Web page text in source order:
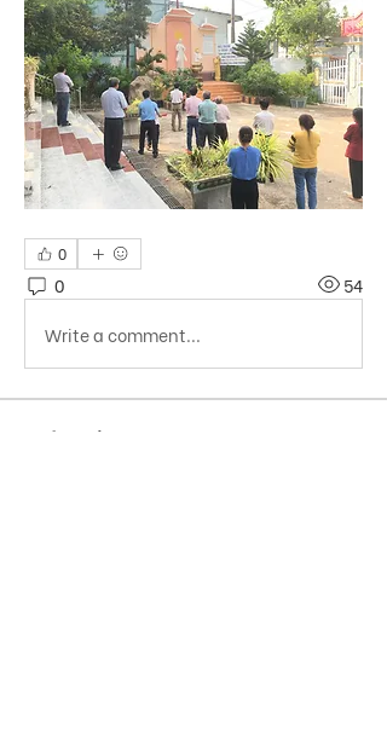
0
0
54
Write a comment...
Thông tin